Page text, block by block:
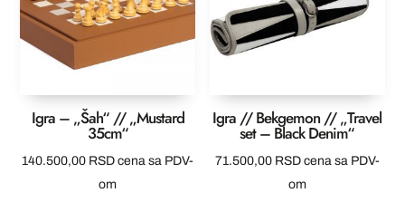
Igra – „Šah“ // „Mustard
35cm“
140.500,00 RSD cena sa PDV-
om
Igra // Bekgemon // „Travel
set – Black Denim“
71.500,00 RSD cena sa PDV-
om